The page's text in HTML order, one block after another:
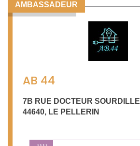
AMBASSADEUR
AB 44
7B RUE DOCTEUR SOURDILLE
44640, LE PELLERIN